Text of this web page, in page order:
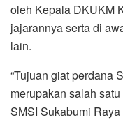
oleh Kepala DKUKM
jajarannya serta di
lain.
“Tujuan giat perdana
merupakan salah
SMSI Sukabumi